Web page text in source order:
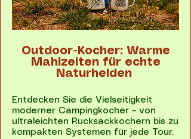
Outdoor-Kocher: Warme
Mahlzeiten für echte
Naturhelden
Entdecken Sie die Vielseitigkeit
moderner Campingkocher – von
ultraleichten Rucksackkochern bis zu
kompakten Systemen für jede Tour.